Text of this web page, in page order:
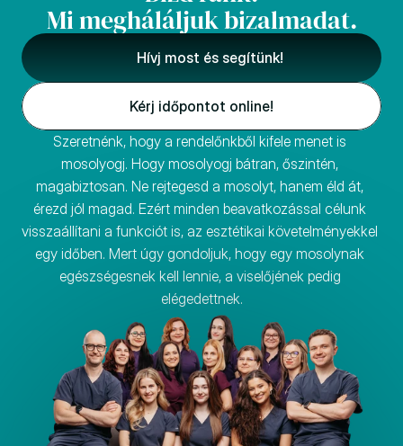
Mi megháláljuk bizalmadat.
Hívj most és segítünk!
Kérj időpontot online!
Szeretnénk, hogy a rendelőnkből kifele menet is
mosolyogj. Hogy mosolyogj bátran, őszintén,
magabiztosan. Ne rejtegesd a mosolyt, hanem éld át,
érezd jól magad. Ezért minden beavatkozással célunk
visszaállítani a funkciót is, az esztétikai követelményekkel
egy időben. Mert úgy gondoljuk, hogy egy mosolynak
egészségesnek kell lennie, a viselőjének pedig
elégedettnek.